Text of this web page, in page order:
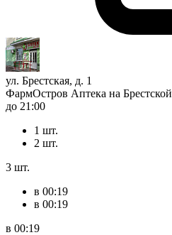
ул. Брестская, д. 1
ФармОстров Аптека на Брестской
до 21:00
1 шт.
2 шт.
3 шт.
в 00:19
в 00:19
в 00:19